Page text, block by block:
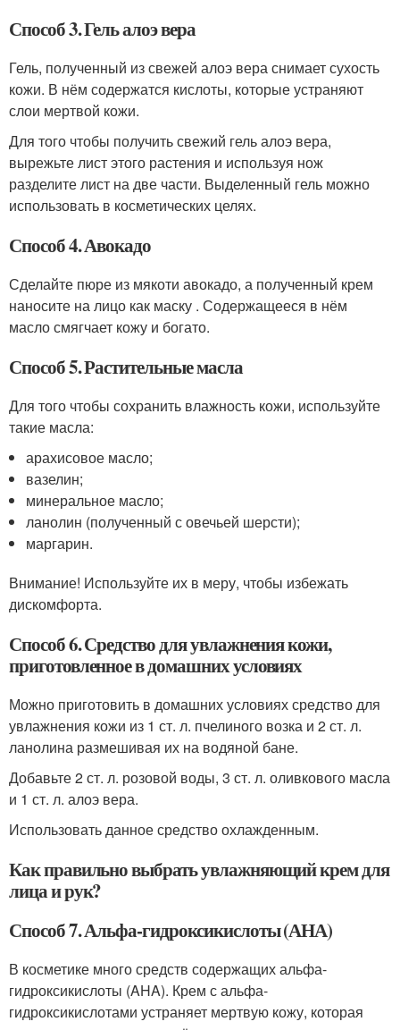
Способ 3. Гель алоэ вера
Гель, полученный из свежей алоэ вера снимает сухость
кожи. В нём содержатся кислоты, которые устраняют
слои мертвой кожи.
Для того чтобы получить свежий гель алоэ вера,
вырежьте лист этого растения и используя нож
разделите лист на две части. Выделенный гель можно
использовать в косметических целях.
Способ 4. Авокадо
Сделайте пюре из мякоти авокадо, а полученный крем
наносите на лицо как маску . Содержащееся в нём
масло смягчает кожу и богато.
Способ 5. Растительные масла
Для того чтобы сохранить влажность кожи, используйте
такие масла:
арахисовое масло;
вазелин;
минеральное масло;
ланолин (полученный с овечьей шерсти);
маргарин.
Внимание! Используйте их в меру, чтобы избежать
дискомфорта.
Способ 6. Средство для увлажнения кожи,
приготовленное в домашних условиях
Можно приготовить в домашних условиях средство для
увлажнения кожи из 1 ст. л. пчелиного возка и 2 ст. л.
ланолина размешивая их на водяной бане.
Добавьте 2 ст. л. розовой воды, 3 ст. л. оливкового масла
и 1 ст. л. алоэ вера.
Использовать данное средство охлажденным.
Как правильно выбрать увлажняющий крем для
лица и рук?
Способ 7. Альфа-гидроксикислоты (АНА)
В косметике много средств содержащих альфа-
гидроксикислоты (AHA). Крем с альфа-
гидроксикислотами устраняет мертвую кожу, которая